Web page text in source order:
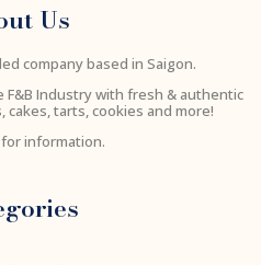
Us
company based in Saigon.
Industry with fresh & authentic
tarts, cookies and more!
information.